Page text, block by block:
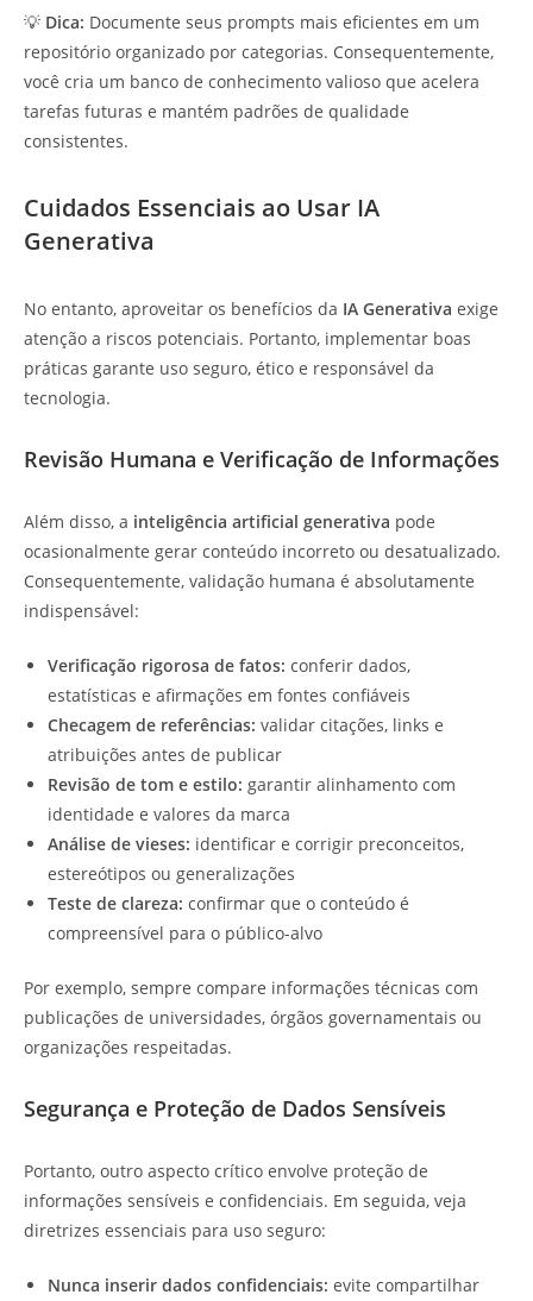
💡 Dica: Documente seus prompts mais eficientes em um
repositório organizado por categorias. Consequentemente,
você cria um banco de conhecimento valioso que acelera
tarefas futuras e mantém padrões de qualidade
consistentes.
Cuidados Essenciais ao Usar IA
Generativa
No entanto, aproveitar os benefícios da IA Generativa exige
atenção a riscos potenciais. Portanto, implementar boas
práticas garante uso seguro, ético e responsável da
tecnologia.
Revisão Humana e Verificação de Informações
Além disso, a inteligência artificial generativa pode
ocasionalmente gerar conteúdo incorreto ou desatualizado.
Consequentemente, validação humana é absolutamente
indispensável:
Verificação rigorosa de fatos: conferir dados,
estatísticas e afirmações em fontes confiáveis
Checagem de referências: validar citações, links e
atribuições antes de publicar
Revisão de tom e estilo: garantir alinhamento com
identidade e valores da marca
Análise de vieses: identificar e corrigir preconceitos,
estereótipos ou generalizações
Teste de clareza: confirmar que o conteúdo é
compreensível para o público-alvo
Por exemplo, sempre compare informações técnicas com
publicações de universidades, órgãos governamentais ou
organizações respeitadas.
Segurança e Proteção de Dados Sensíveis
Portanto, outro aspecto crítico envolve proteção de
informações sensíveis e confidenciais. Em seguida, veja
diretrizes essenciais para uso seguro:
Nunca inserir dados confidenciais: evite compartilhar